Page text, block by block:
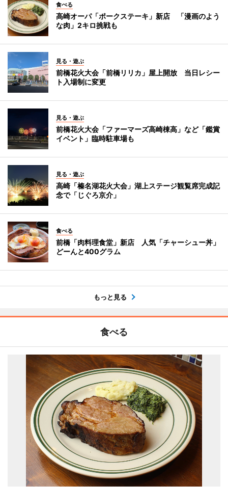
食べる
高崎オーパ「ポークステーキ」新店 「漫画のよう
な肉」2キロ挑戦も
見る・遊ぶ
前橋花火大会「前橋リリカ」屋上開放 当日レシー
ト入場制に変更
見る・遊ぶ
前橋花火大会「ファーマーズ高崎棟高」など「鑑賞
イベント」臨時駐車場も
見る・遊ぶ
高崎「榛名湖花火大会」湖上ステージ観覧席完成記
念で「じぐろ京介」
食べる
前橋「肉料理食堂」新店 人気「チャーシュー丼」
どーんと400グラム
もっと見る
食べる